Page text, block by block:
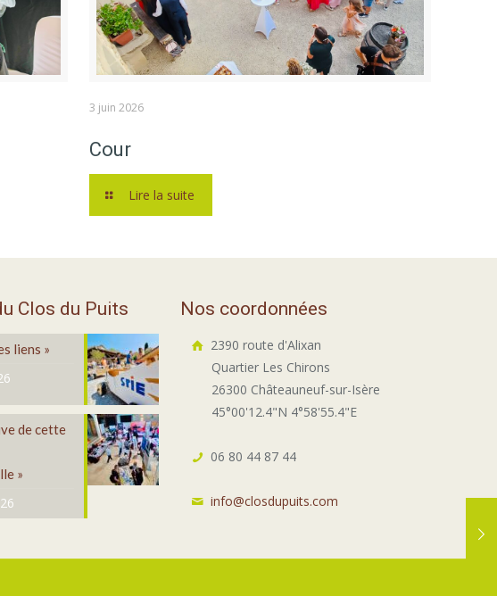
3 juin 2026
Cour
Lire la suite
Clos du Puits
liens »
de cette
»
Nos coordonnées
2390 route d'Alixan
Quartier Les Chirons
26300 Châteauneuf-sur-Isère
45°00'12.4"N 4°58'55.4"E
06 80 44 87 44
info@closdupuits.com